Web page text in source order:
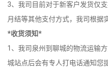
3、我司目前对于新客户发货仅
月结等其他支付方式，我司根据
*收货须知*
1、我司泉州到聊城的物流运输
城站点后会有专人打电话通知您